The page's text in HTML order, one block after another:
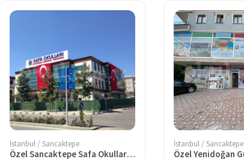
İstanbul / Sancaktepe
Özel Sancaktepe Safa Okulları Ortaokulu
İstanbul / Sancaktepe